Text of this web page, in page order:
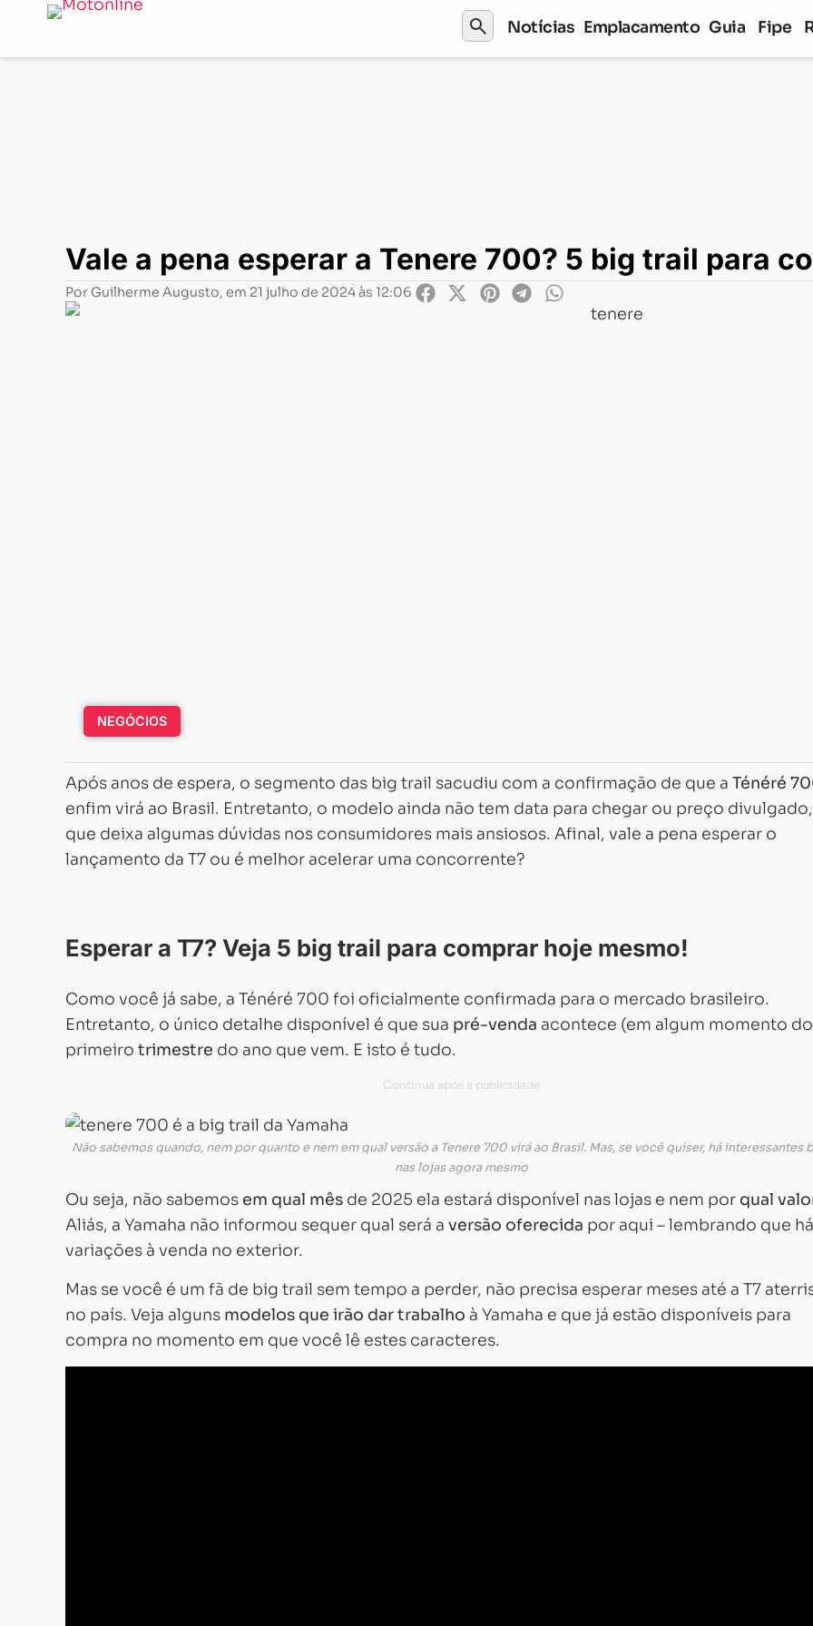
search Notícias Emplacamento Guia Fipe
Vale a pena esperar a Tenere 700? 5 big trail para comprar agora
Vale a pena esperar a Tenere 700? 5 big trail para
Por Guilherme Augusto, em 21 julho de 2024 às 12:06
NEGÓCIOS
Após anos de espera, o segmento das big trail sacudiu com a confirmação de que a Ténéré
enfim virá ao Brasil. Entretanto, o modelo ainda não tem data para chegar ou preço
que deixa algumas dúvidas nos consumidores mais ansiosos. Afinal, vale a pena esperar o
lançamento da T7 ou é melhor acelerar uma concorrente?
Esperar a T7? Veja 5 big trail para comprar hoje mesmo!
Como você já sabe, a Ténéré 700 foi oficialmente confirmada para o mercado brasileiro.
Entretanto, o único detalhe disponível é que sua pré-venda acontece (em algum momento
primeiro trimestre do ano que vem. E isto é tudo.
Não sabemos quando, nem por quanto e nem em qual versão a Tenere 700 virá ao Brasil. Mas, se você quiser, há interessantes
nas lojas agora mesmo
Ou seja, não sabemos em qual mês de 2025 ela estará disponível nas lojas e nem por qual
Aliás, a Yamaha não informou sequer qual será a versão oferecida por aqui – lembrando que
variações à venda no exterior.
Mas se você é um fã de big trail sem tempo a perder, não precisa esperar meses até a T7
no país. Veja alguns modelos que irão dar trabalho à Yamaha e que já estão disponíveis para
compra no momento em que você lê estes caracteres.